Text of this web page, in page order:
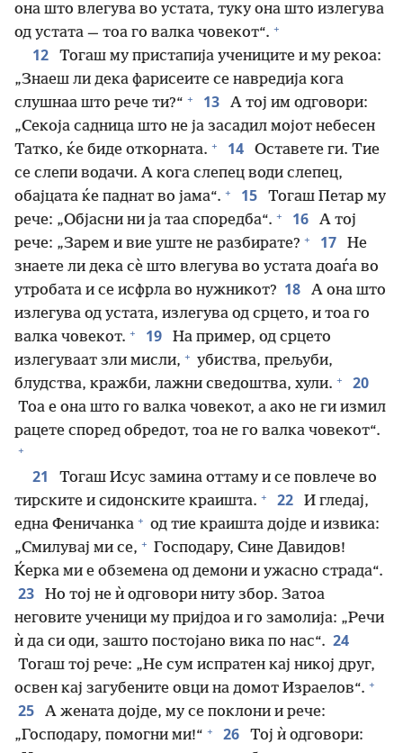
она што влегува во устата, туку она што излегува
од устата — тоа го валка човекот“. +
12
Тогаш му пристапија учениците и му рекоа:
„Знаеш ли дека фарисеите се навредија кога
слушнаа што рече ти?“ + 13
А тој им одговори:
„Секоја садница што не ја засадил мојот небесен
Татко, ќе биде откорната. + 14
Оставете ги. Тие
се слепи водачи. А кога слепец води слепец,
обајцата ќе паднат во јама“. + 15
Тогаш Петар му
рече: „Објасни ни ја таа споредба“. + 16
А тој
рече: „Зарем и вие уште не разбирате? + 17
Не
знаете ли дека сѐ што влегува во устата доаѓа во
утробата и се исфрла во нужникот? 18
А она што
излегува од устата, излегува од срцето, и тоа го
валка човекот. + 19
На пример, од срцето
излегуваат зли мисли, + убиства, прељуби,
блудства, кражби, лажни сведоштва, хули. + 20
Тоа е она што го валка човекот, а ако не ги измил
рацете според обредот, тоа не го валка човекот“.
+
21
Тогаш Исус замина оттаму и се повлече во
тирските и сидонските краишта. + 22
И гледај,
една Феничанка + од тие краишта дојде и извика:
„Смилувај ми се, + Господару, Сине Давидов!
Ќерка ми е обземена од демони и ужасно страда“.
23
Но тој не ѝ одговори ниту збор. Затоа
неговите ученици му пријдоа и го замолија: „Речи
ѝ да си оди, зашто постојано вика по нас“. 24
Тогаш тој рече: „Не сум испратен кај никој друг,
освен кај загубените овци на домот Израелов“. +
25
А жената дојде, му се поклони и рече:
„Господару, помогни ми!“ + 26
Тој ѝ одговори: